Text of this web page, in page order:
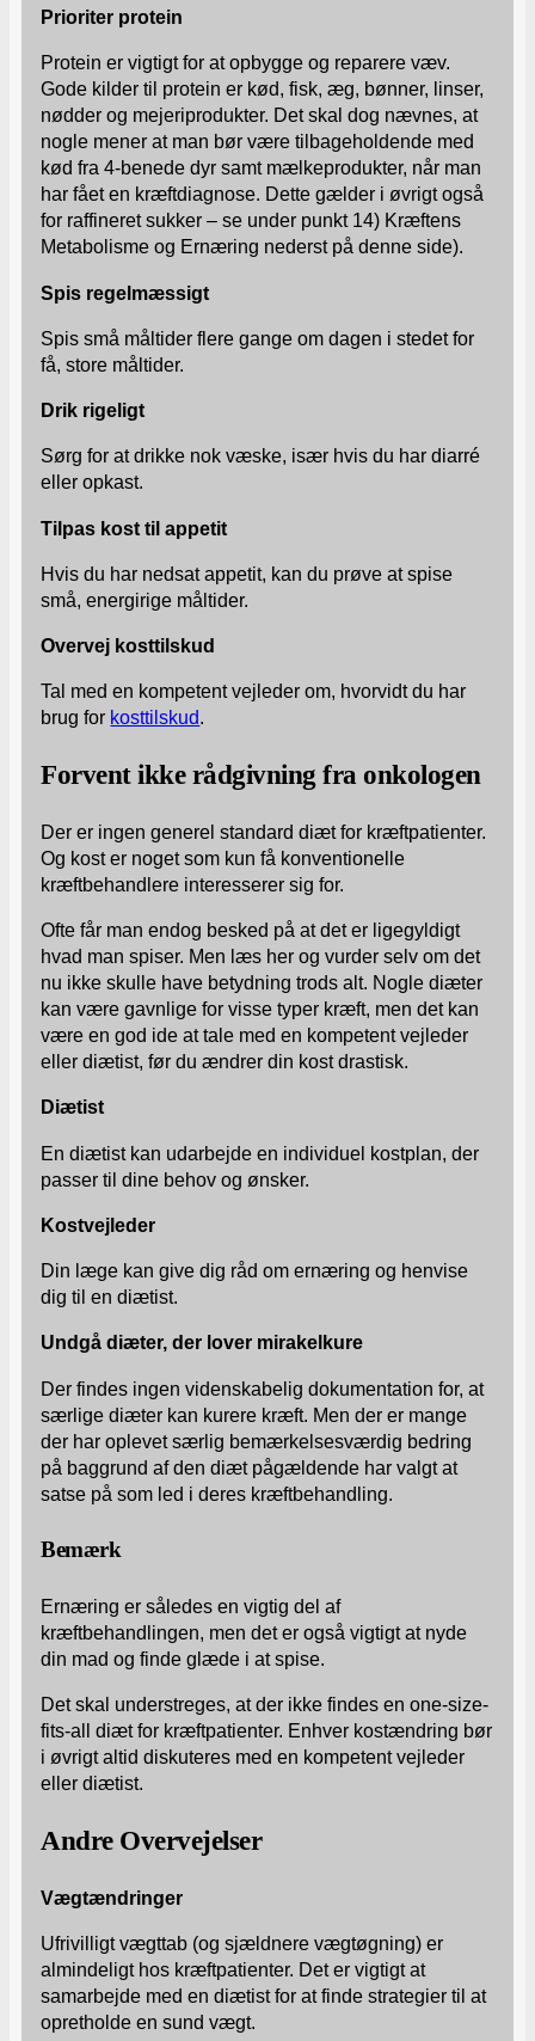
Prioriter protein
Protein er vigtigt for at opbygge og reparere væv.
Gode kilder til protein er kød, fisk, æg, bønner, linser,
nødder og mejeriprodukter. Det skal dog nævnes, at
nogle mener at man bør være tilbageholdende med
kød fra 4-benede dyr samt mælkeprodukter, når man
har fået en kræftdiagnose. Dette gælder i øvrigt også
for raffineret sukker – se under punkt 14) Kræftens
Metabolisme og Ernæring nederst på denne side).
Spis regelmæssigt
Spis små måltider flere gange om dagen i stedet for
få, store måltider.
Drik rigeligt
Sørg for at drikke nok væske, især hvis du har diarré
eller opkast.
Tilpas kost til appetit
Hvis du har nedsat appetit, kan du prøve at spise
små, energirige måltider.
Overvej kosttilskud
Tal med en kompetent vejleder om, hvorvidt du har
brug for kosttilskud.
Forvent ikke rådgivning fra onkologen
Der er ingen generel standard diæt for kræftpatienter.
Og kost er noget som kun få konventionelle
kræftbehandlere interesserer sig for.
Ofte får man endog besked på at det er ligegyldigt
hvad man spiser. Men læs her og vurder selv om det
nu ikke skulle have betydning trods alt. Nogle diæter
kan være gavnlige for visse typer kræft, men det kan
være en god ide at tale med en kompetent vejleder
eller diætist, før du ændrer din kost drastisk.
Diætist
En diætist kan udarbejde en individuel kostplan, der
passer til dine behov og ønsker.
Kostvejleder
Din læge kan give dig råd om ernæring og henvise
dig til en diætist.
Undgå diæter, der lover mirakelkure
Der findes ingen videnskabelig dokumentation for, at
særlige diæter kan kurere kræft. Men der er mange
der har oplevet særlig bemærkelsesværdig bedring
på baggrund af den diæt pågældende har valgt at
satse på som led i deres kræftbehandling.
Bemærk
Ernæring er således en vigtig del af
kræftbehandlingen, men det er også vigtigt at nyde
din mad og finde glæde i at spise.
Det skal understreges, at der ikke findes en one-size-
fits-all diæt for kræftpatienter. Enhver kostændring bør
i øvrigt altid diskuteres med en kompetent vejleder
eller diætist.
Andre Overvejelser
Vægtændringer
Ufrivilligt vægttab (og sjældnere vægtøgning) er
almindeligt hos kræftpatienter. Det er vigtigt at
samarbejde med en diætist for at finde strategier til at
opretholde en sund vægt.